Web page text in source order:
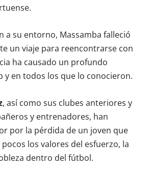
a su entorno, Massamba falleció
un viaje para reencontrarse con
ha causado un profundo
y en todos los que lo conocieron.
, así como sus clubes anteriores y
y entrenadores, han
por la pérdida de un joven que
los valores del esfuerzo, la
dentro del fútbol.